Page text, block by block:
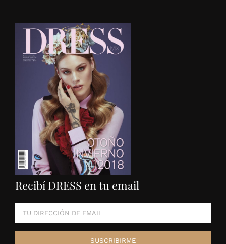
Recibí DRESS en tu email